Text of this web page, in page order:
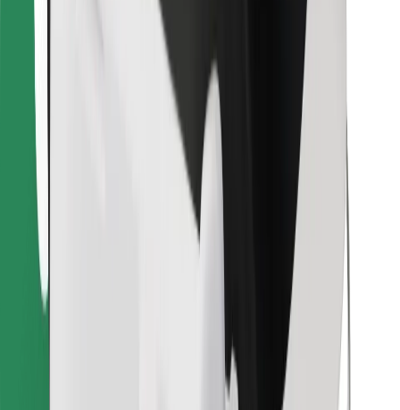
Do vožnje v nekaj minutah!
Prenesi aplikacijo Bolt
Najdi svojo najljubšo hrano!
Prenesi aplikacijo Bolt Food